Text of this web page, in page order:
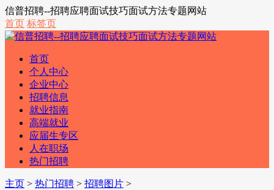
信普招聘--招聘应聘面试技巧面试方法专题网站
首页 标签页
首页
个人中心
企业中心
招聘信息
就业指南
高端就业
应届生专区
人在职场
热门招聘
主页 > 热门招聘 > 招聘图片 >